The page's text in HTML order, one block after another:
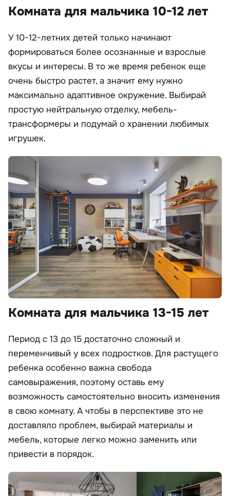
Комната для мальчика 10-12 лет
У 10-12-летних детей только начинают
формироваться более осознанные и взрослые
вкусы и интересы. В то же время ребенок еще
очень быстро растет, а значит ему нужно
максимально адаптивное окружение. Выбирай
простую нейтральную отделку, мебель-
трансформеры и подумай о хранении любимых
игрушек.
Комната для мальчика 13-15 лет
Период с 13 до 15 достаточно сложный и
переменчивый у всех подростков. Для растущего
ребенка особенно важна свобода
самовыражения, поэтому оставь ему
возможность самостоятельно вносить изменения
в свою комнату. А чтобы в перспективе это не
доставляло проблем, выбирай материалы и
мебель, которые легко можно заменить или
привести в порядок.